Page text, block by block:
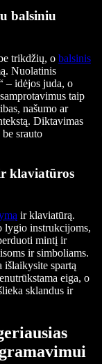
balsiniu
trikdžių, o balsinis
Nuolatinis
– idėjos juda, o
taip
našumo ar
Diktavimas
srauto
klaviatūros
ir klaviatūrą.
lygio instrukcijoms,
mintį ir
ir simboliams.
išlaikysite spartą
eiga, o
sklandus ir